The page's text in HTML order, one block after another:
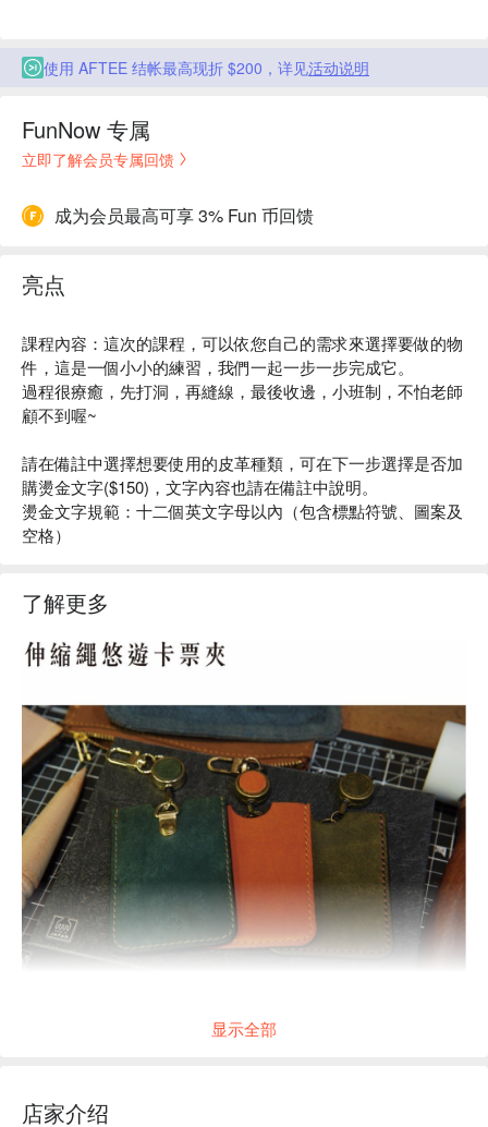
使用 AFTEE 结帐最高现折 $200，详见活动说明
FunNow 专属
立即了解会员专属回馈
成为会员最高可享 3% Fun 币回馈
亮点
課程內容：這次的課程，可以依您自己的需求來選擇要做的物
件，這是一個小小的練習，我們一起一步一步完成它。
過程很療癒，先打洞，再縫線，最後收邊，小班制，不怕老師
顧不到喔~
請在備註中選擇想要使用的皮革種類，可在下一步選擇是否加
購燙金文字($150)，文字內容也請在備註中說明。
燙金文字規範：十二個英文字母以內（包含標點符號、圖案及
空格）
了解更多
显示全部
店家介绍